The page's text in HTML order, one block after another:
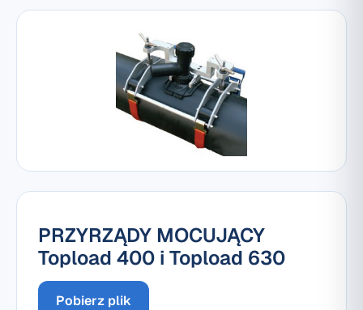
PRZYRZĄDY MOCUJĄCY
Topload 400 i Topload 630
Pobierz plik